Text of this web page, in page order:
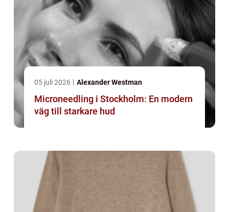
05 juli 2026 Alexander Westman
Microneedling i Stockholm: En modern
väg till starkare hud